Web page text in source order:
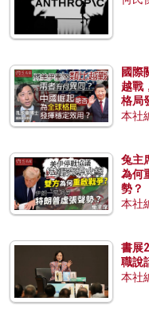
國際
越戰
格局
本社
兔主
為何
勢？
本社
書展
職說
本社